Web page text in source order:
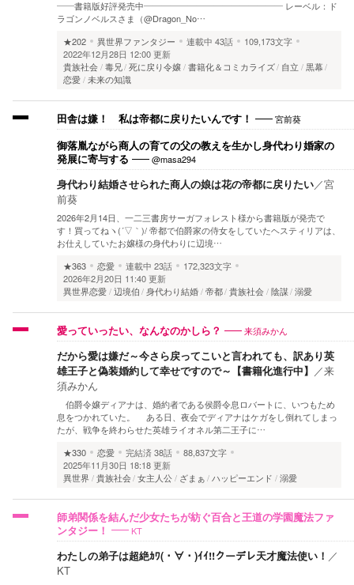
――書籍版好評発売中―――――――――――――――― レーベル：ド
ラゴンノベルスさま（@Dragon_No…
★202
異世界ファンタジー 連載中 43話
109,173文字
2022年12月28日 12:00 更新
貴族社会 毒兄 死に戻り令嬢 書籍化＆コミカライズ 自立
黒幕
恋愛 未来の知識
田舎は嫌！ 私は帝都に戻りたいんです！ 宮前葵
御落胤ながら商人の育ての父の教えを生かし身代わり婚家の
発展に寄与する
@masa294
身代わり結婚させられた商人の娘は花の帝都に戻りたい／宮
前葵
2026年2月14日、一二三書房サーガフォレスト様から書籍版が発売で
す！買ってねヽ(´▽｀)/ 帝都で伯爵家の侍女をしていたヘスティリアは、
お仕えしていたお嬢様の身代わりに辺境…
★363
恋愛 連載中 23話
172,323文字
2026年2月20日 11:40 更新
異世界恋愛 辺境伯 身代わり結婚 帝都 貴族社会 陰謀 溺愛
愛っていったい、なんなのかしら？ 来須みかん
だから愛は嫌だ～今さら戻ってこいと言われても、訳あり英
雄王子と偽装婚約して幸せですので～【書籍化進行中】 ／来
須みかん
伯爵令嬢ディアナは、婚約者である侯爵令息ロバートに、いつもため
息をつかれていた。 ある日、夜会でディアナはケガをし倒れてしまっ
たが、戦争を終わらせた英雄ライオネル第二王子に…
★330
恋愛 完結済38話
88,837文字
2025年11月30日 18:18 更新
異世界
貴族社会 女主人公 ざまぁ ハッピーエンド 溺愛
師弟関係を結んだ少女たちが紡ぐ百合と王道の学園魔法ファ
ンタジー！
KT
わたしの弟子は超絶ｶﾜ(・∀・)ｲｲ!!クーデレ天才魔法使い！ ／
KT